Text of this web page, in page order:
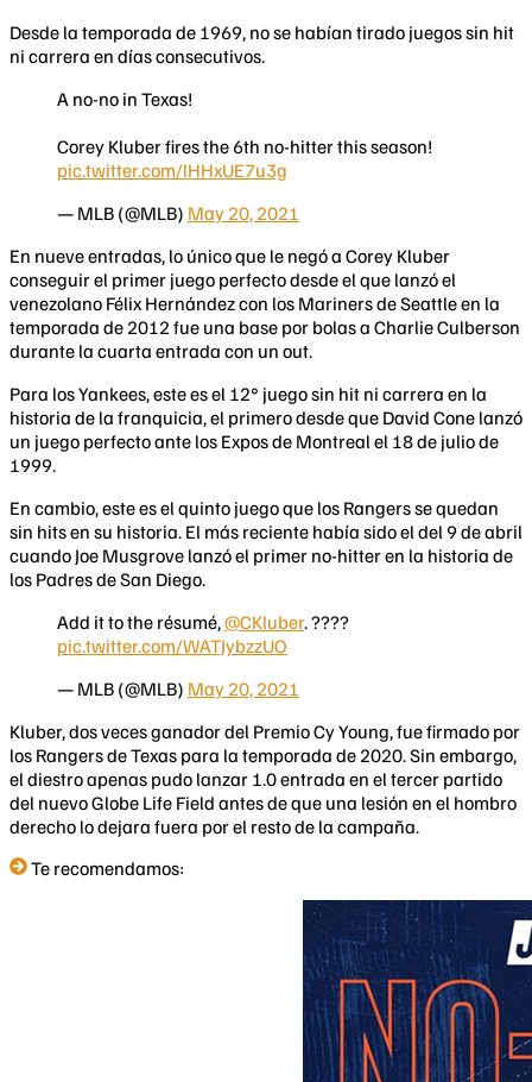
Desde la temporada de 1969, no se habían tirado juegos sin hit
ni carrera en días consecutivos.
A no-no in Texas!
Corey Kluber fires the 6th no-hitter this season!
pic.twitter.com/lHHxUE7u3g
— MLB (@MLB) May 20, 2021
En nueve entradas, lo único que le negó a Corey Kluber
conseguir el primer juego perfecto desde el que lanzó el
venezolano Félix Hernández con los Mariners de Seattle en la
temporada de 2012 fue una base por bolas a Charlie Culberson
durante la cuarta entrada con un out.
Para los Yankees, este es el 12° juego sin hit ni carrera en la
historia de la franquicia, el primero desde que David Cone lanzó
un juego perfecto ante los Expos de Montreal el 18 de julio de
1999.
En cambio, este es el quinto juego que los Rangers se quedan
sin hits en su historia. El más reciente había sido el del 9 de abril
cuando Joe Musgrove lanzó el primer no-hitter en la historia de
los Padres de San Diego.
Add it to the résumé,@CKluber. ????
pic.twitter.com/WATJybzzUO
— MLB (@MLB) May 20, 2021
Kluber, dos veces ganador del Premio Cy Young, fue firmado por
los Rangers de Texas para la temporada de 2020. Sin embargo,
el diestro apenas pudo lanzar 1.0 entrada en el tercer partido
del nuevo Globe Life Field antes de que una lesión en el hombro
derecho lo dejara fuera por el resto de la campaña.
Te recomendamos: